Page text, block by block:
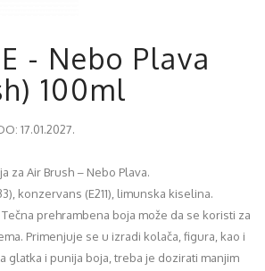
- Nebo Plava
100ml
17.01.2027.
za Air Brush – Nebo Plava.
konzervans (E211), limunska kiselina.
prehrambena boja može da se koristi za
Primenjuje se u izradi kolača, figura, kao i
glatka i punija boja, treba je dozirati manjim